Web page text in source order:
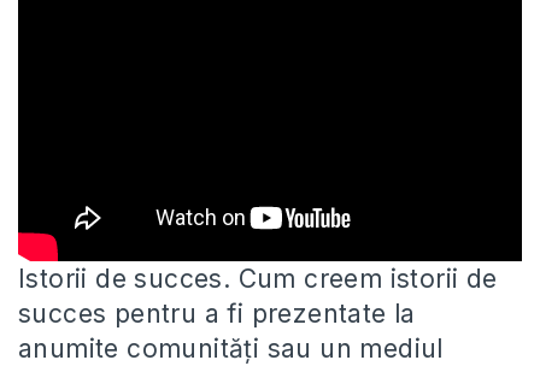
Istorii de succes. Cum creem istorii de
succes pentru a fi prezentate la
anumite comunități sau un mediul